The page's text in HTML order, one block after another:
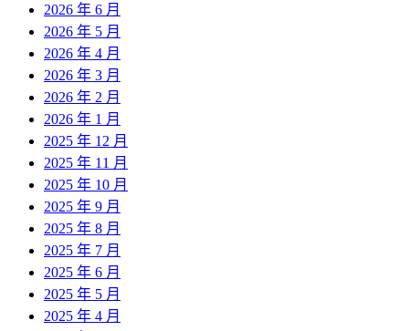
2026 年 6 月
2026 年 5 月
2026 年 4 月
2026 年 3 月
2026 年 2 月
2026 年 1 月
2025 年 12 月
2025 年 11 月
2025 年 10 月
2025 年 9 月
2025 年 8 月
2025 年 7 月
2025 年 6 月
2025 年 5 月
2025 年 4 月